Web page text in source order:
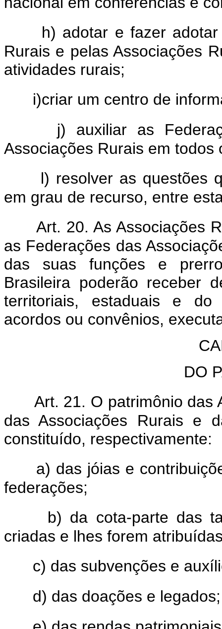
h) adotar e fazer
Rurais e pelas Associações
atividades rurais;
i)criar um centro de
j) auxiliar as
Associações Rurais em
l) resolver as questões
em grau de recurso, entre
Art. 20. As Associações
as Federações das
das suas funções e
Brasileira poderão receber
territoriais, estaduais e do
acordos ou convênios,
DO
Art. 21. O patrimônio das
das Associações Rurais e
constituído, respectivamente:
a) das jóias e
federações;
b) da cota-parte das
criadas e lhes forem
c) das subvenções e
d) das doações e legados;